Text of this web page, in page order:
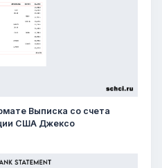
Выписка со счета
США Джексо